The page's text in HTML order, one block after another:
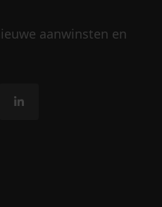
aanwinsten en